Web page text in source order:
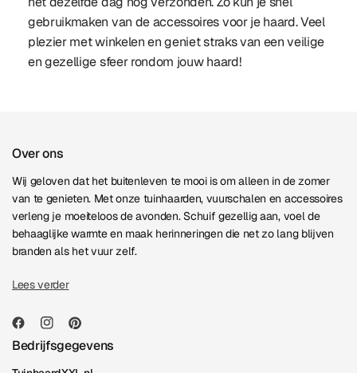
gebruikmaken van de accessoires voor je haard. Veel
plezier met winkelen en geniet straks van een veilige
en gezellige sfeer rondom jouw haard!
Over ons
Wij geloven dat het buitenleven te mooi is om alleen in de zomer
van te genieten. Met onze tuinhaarden, vuurschalen en accessoires
verleng je moeiteloos de avonden. Schuif gezellig aan, voel de
behaaglijke warmte en maak herinneringen die net zo lang blijven
branden als het vuur zelf.
Lees verder
Bedrijfsgegevens